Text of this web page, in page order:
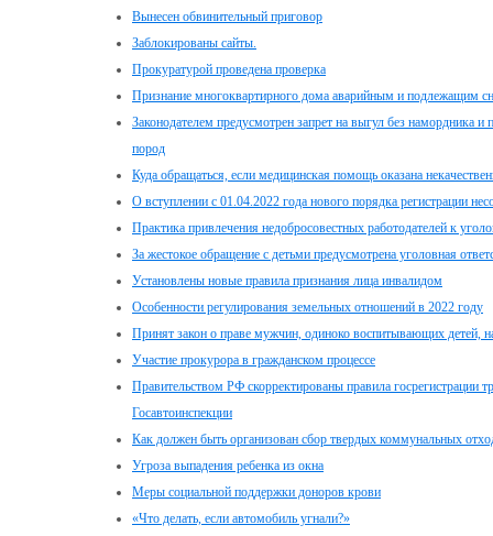
Вынесен обвинительный приговор
Заблокированы сайты.
Прокуратурой проведена проверка
Признание многоквартирного дома аварийным и подлежащим
Законодателем предусмотрен запрет на выгул без намордника и
пород
Куда обращаться, если медицинская помощь оказана
О вступлении с 01.04.2022 года нового порядка регистрации
Практика привлечения недобросовестных работодателей к
За жестокое обращение с детьми предусмотрена уголовная
Установлены новые правила признания лица инвалидом
Особенности регулирования земельных отношений в 2022 году
Принят закон о праве мужчин, одиноко воспитывающих детей,
Участие прокурора в гражданском процессе
Правительством РФ скорректированы правила госрегистрации
Госавтоинспекции
Как должен быть организован сбор твердых коммунальных
Угроза выпадения ребенка из окна
Меры социальной поддержки доноров крови
«Что делать, если автомобиль угнали?»